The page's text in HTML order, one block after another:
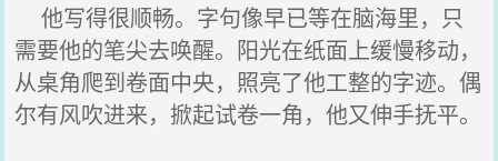
他写得很顺畅。字句像早已等在脑海里，只
需要他的笔尖去唤醒。阳光在纸面上缓慢移动，
从桌角爬到卷面中央，照亮了他工整的字迹。偶
尔有风吹进来，掀起试卷一角，他又伸手抚平。